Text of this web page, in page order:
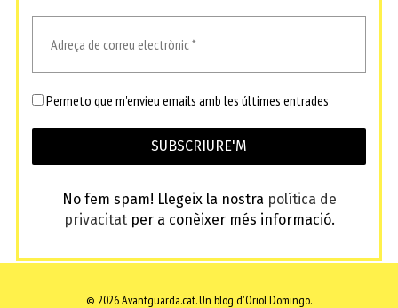
Permeto que m'envieu emails amb les últimes entrades
No fem spam! Llegeix la nostra política de
privacitatper a conèixer més informació.
© 2026 Avantguarda.cat.Un blog d'Oriol Domingo.